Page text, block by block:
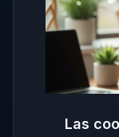
Las